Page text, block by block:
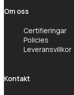
Om oss
Certifieringar
Policies
Leveransvillkor
Kontakt